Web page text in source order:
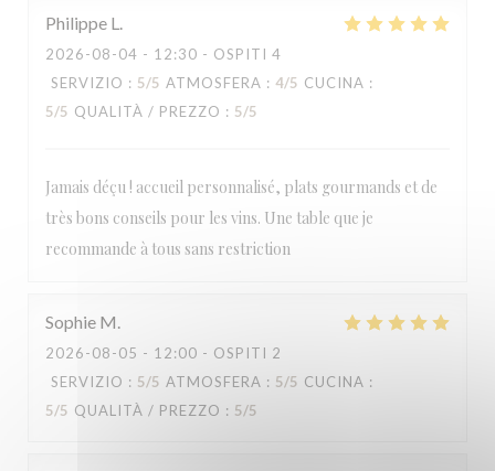
Philippe L
2026-08-04 - 12:30 - OSPITI 4
SERVIZIO : 5/5 ATMOSFERA : 4/5 CUCINA :
5/5 QUALITÀ / PREZZO : 5/5
Jamais déçu ! accueil personnalisé, plats gourmands et de
très bons conseils pour les vins. Une table que je
recommande à tous sans restriction
Sophie M
2026-08-05 - 12:00 - OSPITI 2
SERVIZIO : 5/5 ATMOSFERA : 5/5 CUCINA :
5/5 QUALITÀ / PREZZO : 5/5